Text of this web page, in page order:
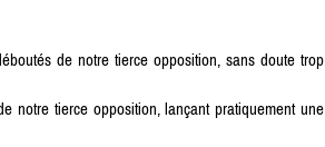
de notre tierce opposition, sans doute trop
notre tierce opposition, lançant pratiquement une